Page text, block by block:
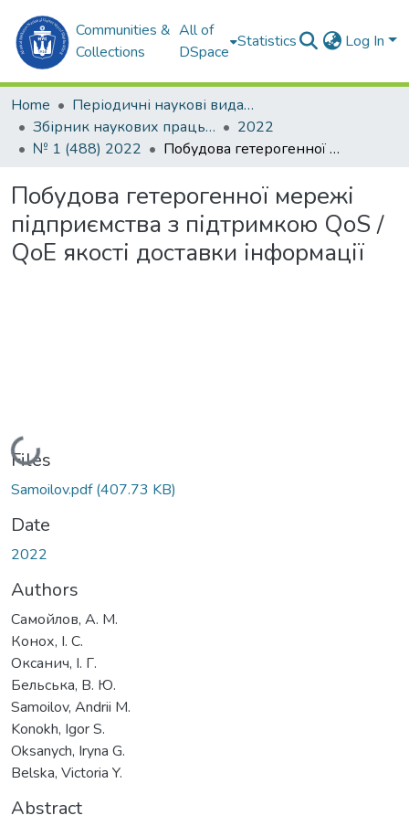
Communities &
Collections
All of
DSpace
Statistics Log In
Home
Періодичні наукові видання
Збірник наукових праць НУК
2022
№ 1 (488) 2022
Побудова гетерогенної мережі підприємства з підтримкою QoS / QoE якості доставки інформації
Побудова гетерогенної мережі
підприємства з підтримкою QoS /
QoE якості доставки інформації
Loading...
Files
Samoilov.pdf(407.73 KB)
Date
2022
Authors
Самойлов, А. М.
Конох, І. С.
Оксанич, І. Г.
Бельська, В. Ю.
Samoilov, Andrii М.
Konokh, Igor S.
Oksanych, Iryna G.
Belska, Victoria Y.
Abstract